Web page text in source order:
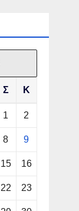
Σ Κ
1 2
8 9
15 16
22 23